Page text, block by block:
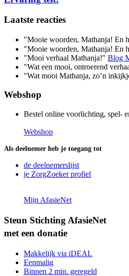
Laatste reacties
"Mooie woorden, Mathanja! En
"Mooie woorden, Mathanja! En
"Mooi verhaal Mathanja!" Blog
"Wat een mooi, ontroerend
"Wat mooi Mathanja, zo’n
Webshop
Bestel online voorlichting, spel-
Webshop
Als deelnemer heb je toegang tot
de deelnemerslijst
je ZorgZoeker profiel
Mijn AfasieNet
Steun Stichting AfasieNet
met een donatie
Makkelijk via iDEAL
Eenmalig
Binnen 2 min. geregeld